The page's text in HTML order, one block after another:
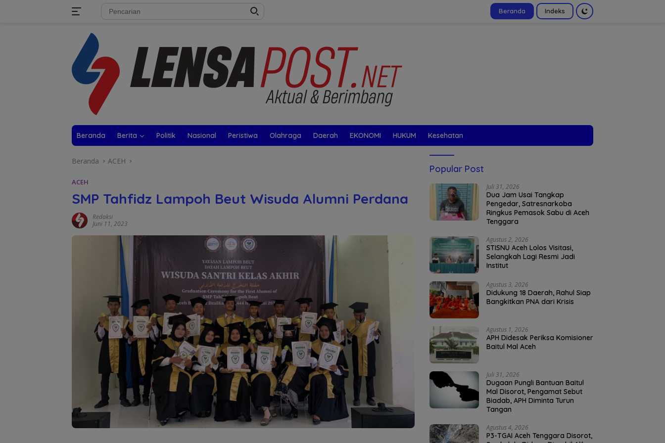
Beranda Indeks
Beranda Berita Politik Nasional Peristiwa Olahraga Daerah EKONOMI HUKUM Kesehatan
Beranda ACEH
ACEH
SMP Tahfidz Lampoh Beut Wisuda Alumni Perdana
Redaksi
Juni 11, 2023
Popular Post
Juli 31, 2026
Dua Jam Usai Tangkap
Pengedar, Satresnarkoba
Ringkus Pemasok Sabu di Aceh
Tenggara
Agustus 2, 2026
STISNU Aceh Lolos Visitasi,
Selangkah Lagi Resmi Jadi
Institut
Agustus 3, 2026
Didukung 18 Daerah, Rahul Siap
Bangkitkan PNA dari Krisis
Agustus 1, 2026
APH Didesak Periksa Komisioner
Baitul Mal Aceh
Juli 31, 2026
Dugaan Pungli Bantuan Baitul
Mal Disorot, Pengamat Sebut
Biadab, APH Diminta Turun
Tangan
Agustus 4, 2026
P3-TGAI Aceh Tenggara Disorot,